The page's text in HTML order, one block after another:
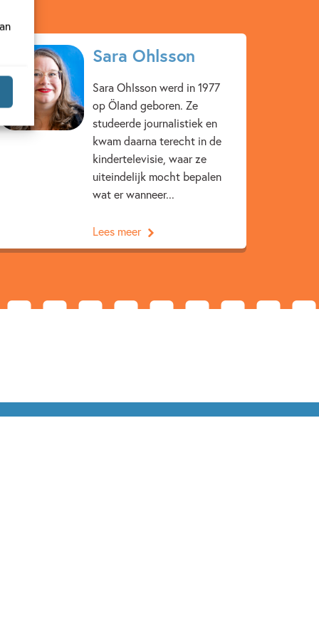
Sara Ohlsson
Sara Ohlsson werd in 1977
op Öland geboren. Ze
studeerde journalistiek en
kwam daarna terecht in de
kindertelevisie, waar ze
uiteindelijk mocht bepalen
wat er wanneer...
Lees meer